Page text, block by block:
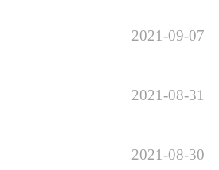
招聘
2021-09-07
2021-08-31
2021-08-30